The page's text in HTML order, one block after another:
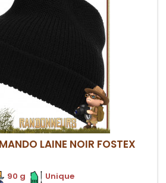
LAINE NOIR FOSTEX
90 g
Unique